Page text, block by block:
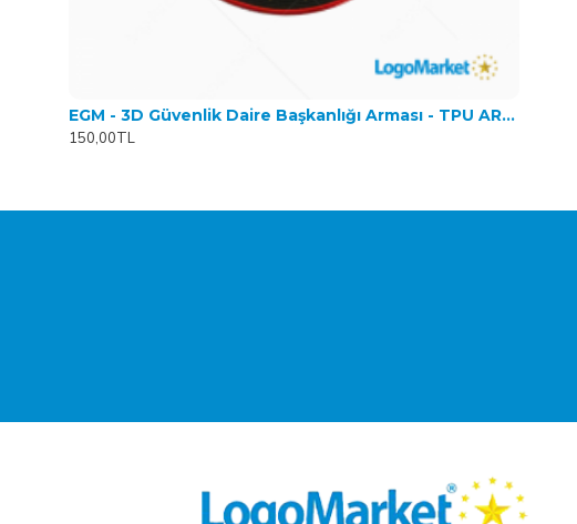
EGM - 3D Güvenlik Daire Başkanlığı Arması - TPU ARMA
150,00TL